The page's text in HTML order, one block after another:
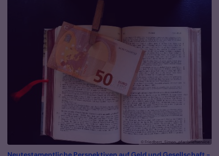
© Friedbert_Simon_pfarrbriefservice